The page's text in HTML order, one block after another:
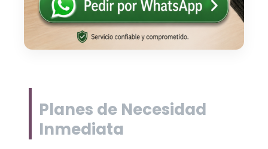
Planes de Necesidad
Inmediata